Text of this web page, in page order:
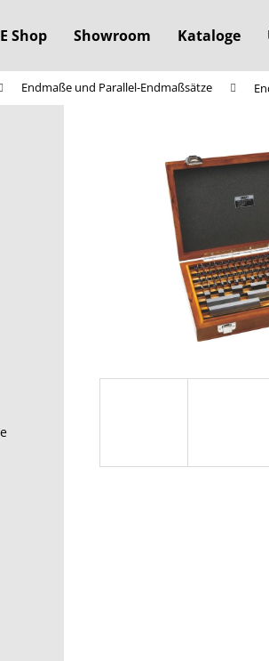
Shop Showroom Kataloge
Endmaße und Parallel-Endmaßsätze
Was suchen
Wir